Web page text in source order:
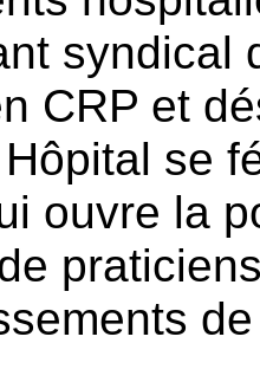
syndical
CRP et
se
ouvre la